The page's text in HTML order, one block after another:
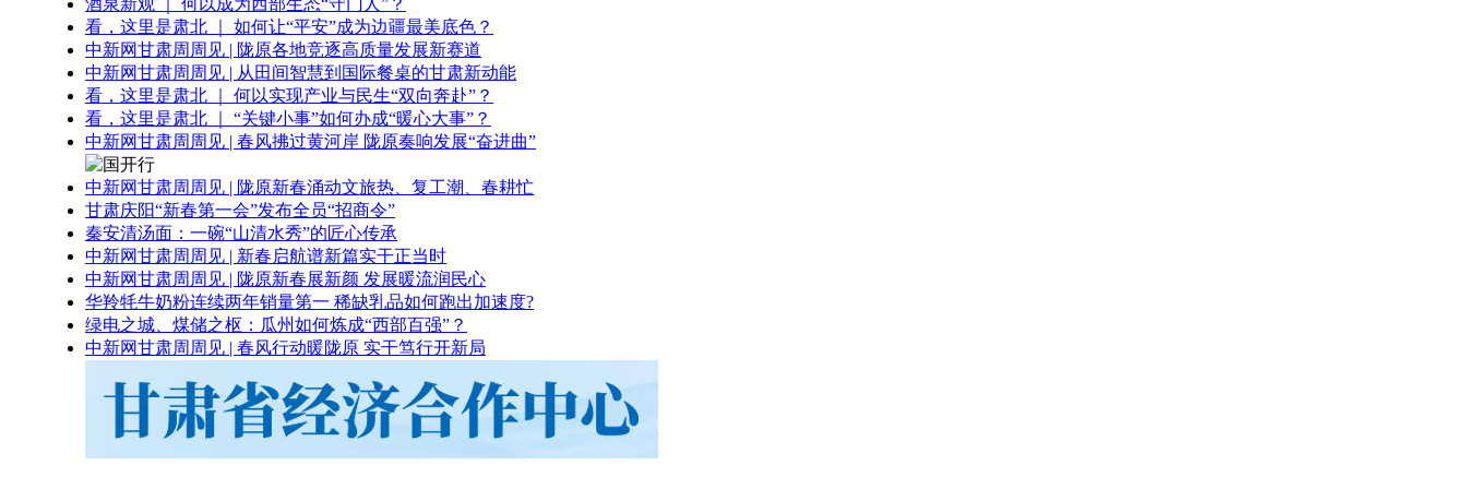
酒泉新观 ｜ 何以成为西部生态“守门人”？
看，这里是肃北 ｜ 如何让“平安”成为边疆最美底色？
中新网甘肃周周见 | 陇原各地竞逐高质量发展新赛道
中新网甘肃周周见 | 从田间智慧到国际餐桌的甘肃新动能
看，这里是肃北 ｜ 何以实现产业与民生“双向奔赴”？
看，这里是肃北 ｜ “关键小事”如何办成“暖心大事”？
中新网甘肃周周见 | 春风拂过黄河岸 陇原奏响发展“奋进曲”
中新网甘肃周周见 | 陇原新春涌动文旅热、复工潮、春耕忙
甘肃庆阳“新春第一会”发布全员“招商令”
秦安清汤面：一碗“山清水秀”的匠心传承
中新网甘肃周周见 | 新春启航谱新篇实干正当时
中新网甘肃周周见 | 陇原新春展新颜 发展暖流润民心
华羚牦牛奶粉连续两年销量第一 稀缺乳品如何跑出加速度?
绿电之城、煤储之枢：瓜州如何炼成“西部百强”？
中新网甘肃周周见 | 春风行动暖陇原 实干笃行开新局